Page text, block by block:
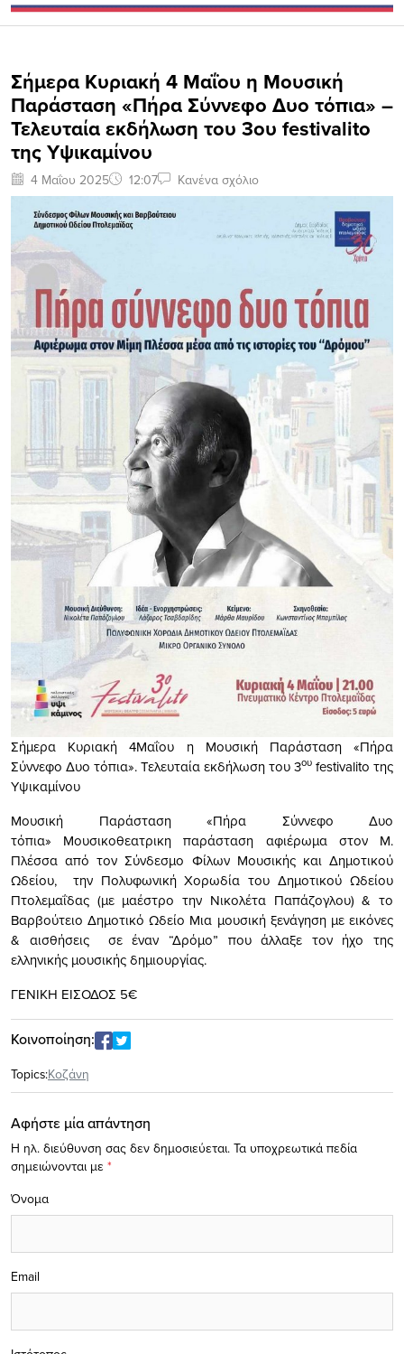
Σήμερα Κυριακή 4 Μαΐου η Μουσική
Παράσταση «Πήρα Σύννεφο Δυο τόπια» –
Τελευταία εκδήλωση του 3ου festivalito
της Υψικαμίνου
4 Μαΐου 2025 12:07 Κανένα σχόλιο
Σήμερα Κυριακή 4Μαΐου η Μουσική Παράσταση «Πήρα
Σύννεφο Δυο τόπια». Τελευταία εκδήλωση του 3ου festivalito της
Υψικαμίνου
Μουσική Παράσταση «Πήρα Σύννεφο Δυο
τόπια» Μουσικοθεατρικη παράσταση αφιέρωμα στον Μ.
Πλέσσα από τον Σύνδεσμο Φίλων Μουσικής και Δημοτικού
Ωδείου, την Πολυφωνική Χορωδία του Δημοτικού Ωδείου
Πτολεμαΐδας (με μαέστρο την Νικολέτα Παπάζογλου) & το
Βαρβούτειο Δημοτικό Ωδείο Μια μουσική ξενάγηση με εικόνες
& αισθήσεις σε έναν “Δρόμο” που άλλαξε τον ήχο της
ελληνικής μουσικής δημιουργίας.
ΓΕΝΙΚΗ ΕΙΣΟΔΟΣ 5€
Κοινοποίηση:
Topics:Κοζάνη
Αφήστε μία απάντηση
Η ηλ. διεύθυνση σας δεν δημοσιεύεται. Τα υποχρεωτικά πεδία
σημειώνονται με *
Όνομα
Email